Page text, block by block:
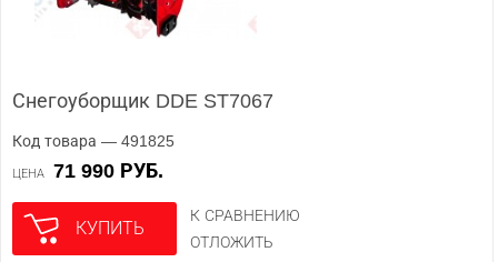
Снегоуборщик DDE ST7067
Код товара — 491825
ЦЕНА 71 990 РУБ.
КУПИТЬ
К СРАВНЕНИЮ
ОТЛОЖИТЬ